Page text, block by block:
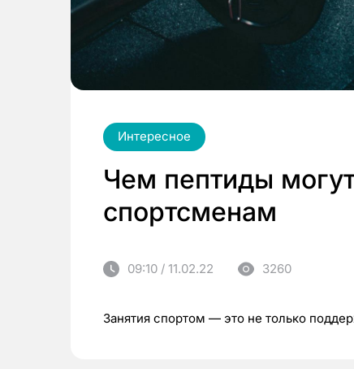
Интересное
Чем пептиды
спортсменам
09:10 / 11.02.22 3260
Занятия спортом — это не только